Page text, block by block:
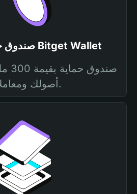
صندوق حماية محفظة Bitget Wallet
أصولك ومعاملاتك.